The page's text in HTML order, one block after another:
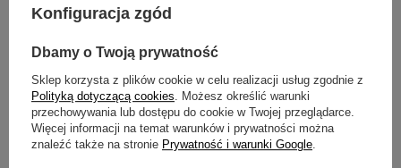
Zobacz inne produkty tego
producenta
Konfiguracja zgód
Dbamy o Twoją prywatność
Sklep korzysta z plików cookie w celu realizacji usług zgodnie z
Polityką dotyczącą cookies. Możesz określić warunki
przechowywania lub dostępu do cookie w Twojej przeglądarce.
Więcej informacji na temat warunków i prywatności można
znaleźć także na stronie Prywatność i warunki Google.